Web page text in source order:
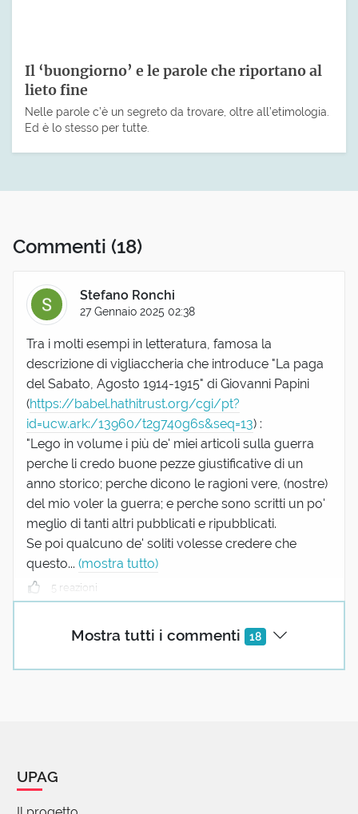
Il ‘buongiorno’ e le parole che riportano al
lieto fine
Nelle parole c’è un segreto da trovare, oltre all’etimologia.
Ed è lo stesso per tutte.
Commenti (18)
Mostra tutti i commenti 18
Stefano Ronchi
27 Gennaio 2025 02:38
Tra i molti esempi in letteratura, famosa la
descrizione di vigliaccheria che introduce "La paga
del Sabato, Agosto 1914-1915" di Giovanni Papini
(https://babel.hathitrust.org/cgi/pt?
id=ucw.ark:/13960/t2g740g6s&seq=13) :
"Lego in volume i più de' miei articoli sulla guerra
perche li credo buone pezze giustificative di un
anno storico; perche dicono le ragioni vere, (nostre)
del mio voler la guerra; e perche sono scritti un po'
meglio di tanti altri pubblicati e ripubblicati.
Se poi qualcuno de' soliti volesse credere che
questo... (mostra tutto)
5 reazioni
27 Gennaio 2025 06:23
senza reagire;". Ma quando esattamente il vigliacco
UPAG